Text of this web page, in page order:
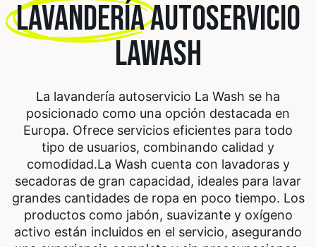
LAVANDERÍAAUTOSERVICIO
LAWASH
La lavandería autoservicio La Wash se ha
posicionado como una opción destacada en
Europa. Ofrece servicios eficientes para todo
tipo de usuarios, combinando calidad y
comodidad.La Wash cuenta con lavadoras y
secadoras de gran capacidad, ideales para lavar
grandes cantidades de ropa en poco tiempo. Los
productos como jabón, suavizante y oxígeno
activo están incluidos en el servicio, asegurando